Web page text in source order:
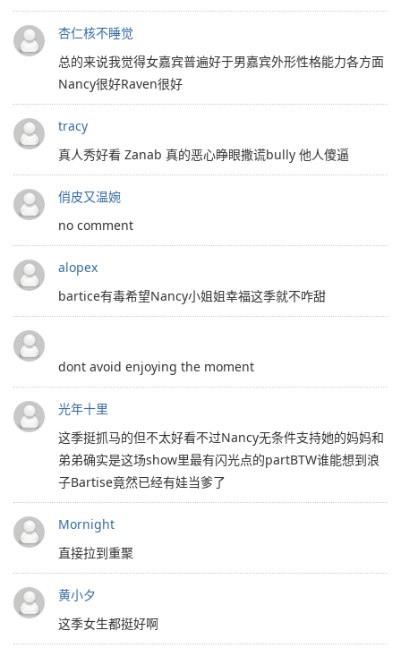
杏仁核不睡觉
总的来说我觉得女嘉宾普遍好于男嘉宾外形性格能力各方面
Nancy很好Raven很好
tracy
真人秀好看 Zanab 真的恶心睁眼撒谎bully 他人傻逼
俏皮又温婉
no comment
alopex
bartice有毒希望Nancy小姐姐幸福这季就不咋甜
dont avoid enjoying the moment
光年十里
这季挺抓马的但不太好看不过Nancy无条件支持她的妈妈和
弟弟确实是这场show里最有闪光点的partBTW谁能想到浪
子Bartise竟然已经有娃当爹了
Mornight
直接拉到重聚
黄小夕
这季女生都挺好啊